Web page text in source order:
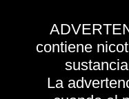
contiene
La